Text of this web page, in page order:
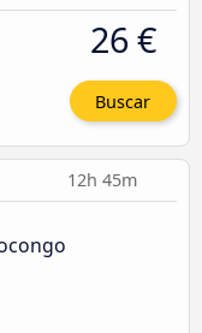
26 €
Buscar
12h 45m